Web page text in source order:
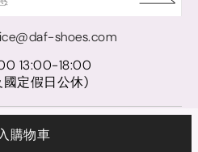
購物車
shoes.com
13:00-18:00
定假日公休)
有限公司｜統一編號 27921248